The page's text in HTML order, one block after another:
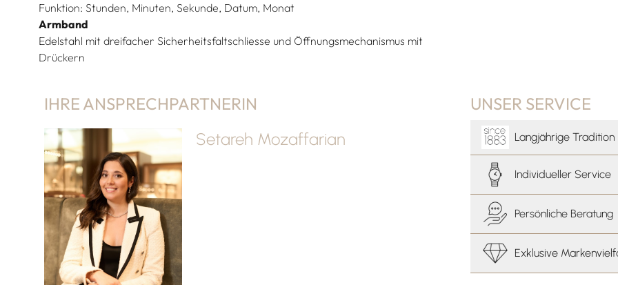
Funktion: Stunden, Minuten, Sekunde, Datum, Monat
Armband
Edelstahl mit dreifacher Sicherheitsfaltschliesse und Öffnungsmechanismus mit
Drückern
IHRE ANSPRECHPARTNERIN
Setareh Mozaffarian
UNSER SERVICE
Langjährige Tradition
Individueller Service
Persönliche Beratung
Exklusive